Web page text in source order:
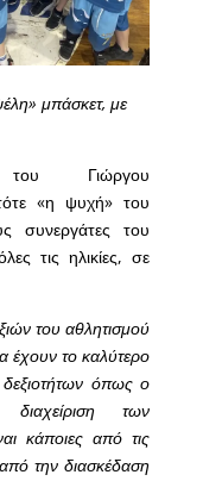
μπάσκετ, με
Γιώργου
«η ψυχή» του
συνεργάτες του
τις ηλικίες, σε
του αθλητισμού
έχουν το καλύτερο
όπως ο
των
κάποιες από τις
την διασκέδαση